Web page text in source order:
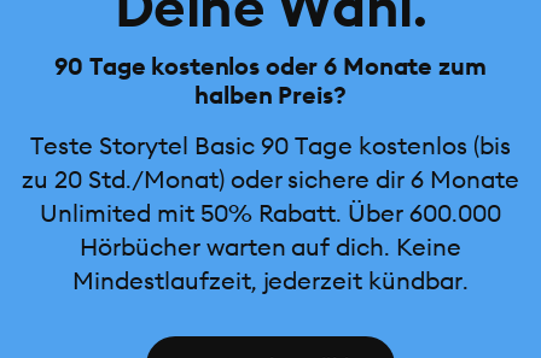
90 Tage kostenlos oder 6 Monate zum
halben Preis?
Teste Storytel Basic 90 Tage kostenlos (bis
zu 20 Std./Monat) oder sichere dir 6 Monate
Unlimited mit 50% Rabatt. Über 600.000
Hörbücher warten auf dich. Keine
Mindestlaufzeit, jederzeit kündbar.